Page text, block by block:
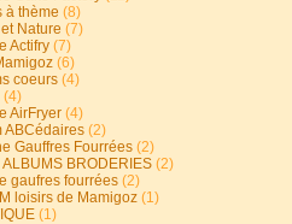
à thème (8)
Nature (7)
Actifry (7)
(6)
coeurs (4)
(4)
AirFryer (4)
ABCédaires (2)
Gauffres Fourrées (2)
ALBUMS BRODERIES (2)
gaufres fourrées (2)
loisirs de Mamigoz (1)
(1)